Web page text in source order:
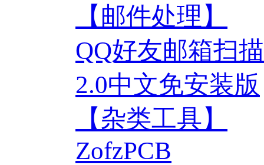
【邮件处理】
QQ好友邮箱扫
2.0中文免安装版
【杂类工具】
ZofzPCB